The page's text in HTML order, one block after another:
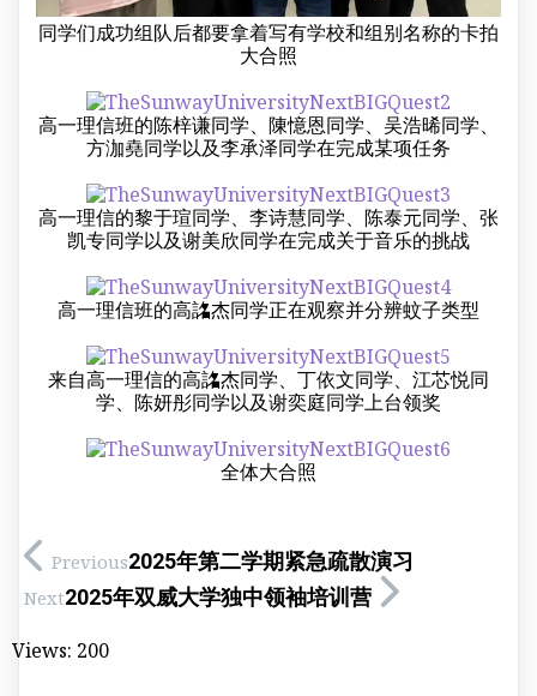
同学们成功组队后都要拿着写有学校和组别名称的卡拍
大合照
高一理信班的陈梓谦同学、陳憶恩同学、吴浩晞同学、
方泇堯同学以及李承泽同学在完成某项任务
高一理信的黎于瑄同学、李诗慧同学、陈泰元同学、张
凯专同学以及谢美欣同学在完成关于音乐的挑战
高一理信班的高詺杰同学正在观察并分辨蚊子类型
来自高一理信的高詺杰同学、丁依文同学、江芯悦同
学、陈妍彤同学以及谢奕庭同学上台领奖
全体大合照
Previous2025年第二学期紧急疏散演习
Next2025年双威大学独中领袖培训营
Views: 200